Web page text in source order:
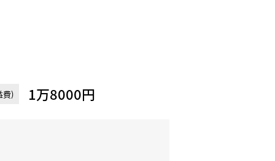
費) 1万8000円